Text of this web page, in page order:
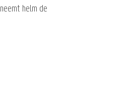
helm de